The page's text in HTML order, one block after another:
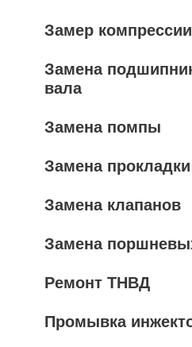
Замер компрессии
Замена
вала
Замена помпы
Замена
Замена клапанов
Замена
Ремонт ТНВД
Промывка